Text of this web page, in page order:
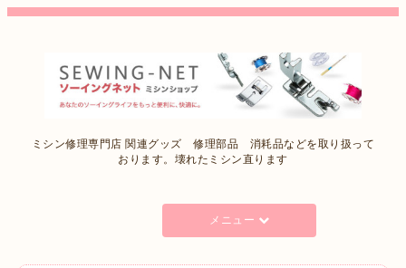
ミシン修理専門店 関連グッズ 修理部品 消耗品などを取り扱って
おります。壊れたミシン直ります
メニュー